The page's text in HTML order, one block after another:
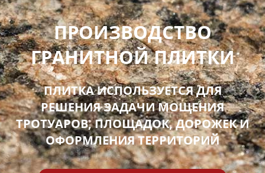
ПРОИЗВОДСТВО
ГРАНИТНОЙ ПЛИТКИ
ПЛИТКА ИСПОЛЬЗУЕТСЯ ДЛЯ
РЕШЕНИЯ ЗАДАЧИ МОЩЕНИЯ
ТРОТУАРОВ, ПЛОЩАДОК, ДОРОЖЕК И
ОФОРМЛЕНИЯ ТЕРРИТОРИЙ